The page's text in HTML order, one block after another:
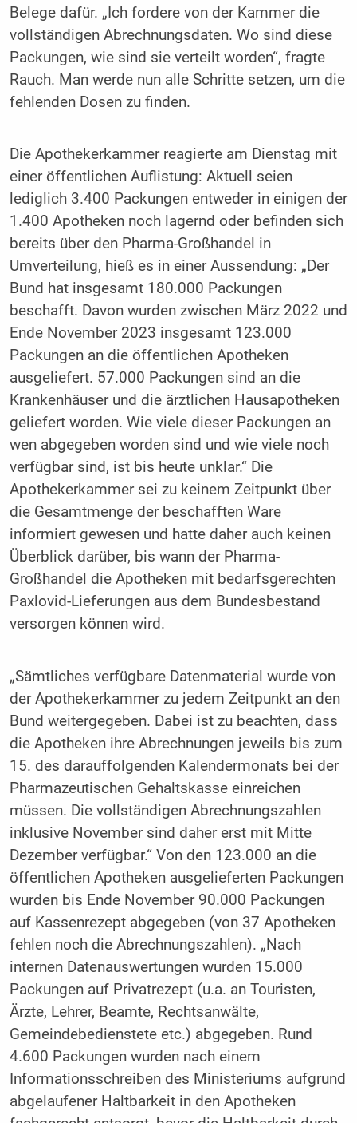
Belege dafür. „Ich fordere von der Kammer die
vollständigen Abrechnungsdaten. Wo sind diese
Packungen, wie sind sie verteilt worden“, fragte
Rauch. Man werde nun alle Schritte setzen, um die
fehlenden Dosen zu finden.
Die Apothekerkammer reagierte am Dienstag mit
einer öffentlichen Auflistung: Aktuell seien
lediglich 3.400 Packungen entweder in einigen der
1.400 Apotheken noch lagernd oder befinden sich
bereits über den Pharma-Großhandel in
Umverteilung, hieß es in einer Aussendung: „Der
Bund hat insgesamt 180.000 Packungen
beschafft. Davon wurden zwischen März 2022 und
Ende November 2023 insgesamt 123.000
Packungen an die öffentlichen Apotheken
ausgeliefert. 57.000 Packungen sind an die
Krankenhäuser und die ärztlichen Hausapotheken
geliefert worden. Wie viele dieser Packungen an
wen abgegeben worden sind und wie viele noch
verfügbar sind, ist bis heute unklar.“ Die
Apothekerkammer sei zu keinem Zeitpunkt über
die Gesamtmenge der beschafften Ware
informiert gewesen und hatte daher auch keinen
Überblick darüber, bis wann der Pharma-
Großhandel die Apotheken mit bedarfsgerechten
Paxlovid-Lieferungen aus dem Bundesbestand
versorgen können wird.
„Sämtliches verfügbare Datenmaterial wurde von
der Apothekerkammer zu jedem Zeitpunkt an den
Bund weitergegeben. Dabei ist zu beachten, dass
die Apotheken ihre Abrechnungen jeweils bis zum
15. des darauffolgenden Kalendermonats bei der
Pharmazeutischen Gehaltskasse einreichen
müssen. Die vollständigen Abrechnungszahlen
inklusive November sind daher erst mit Mitte
Dezember verfügbar.“ Von den 123.000 an die
öffentlichen Apotheken ausgelieferten Packungen
wurden bis Ende November 90.000 Packungen
auf Kassenrezept abgegeben (von 37 Apotheken
fehlen noch die Abrechnungszahlen). „Nach
internen Datenauswertungen wurden 15.000
Packungen auf Privatrezept (u.a. an Touristen,
Ärzte, Lehrer, Beamte, Rechtsanwälte,
Gemeindebedienstete etc.) abgegeben. Rund
4.600 Packungen wurden nach einem
Informationsschreiben des Ministeriums aufgrund
abgelaufener Haltbarkeit in den Apotheken